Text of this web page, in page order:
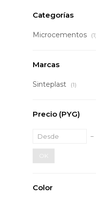
Categorías
Microcementos (1)
Marcas
Sinteplast (1)
Precio (PYG)
OK
Color